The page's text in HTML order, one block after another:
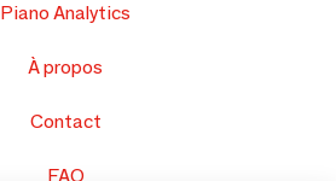
Piano Analytics
À propos
Contact
FAQ